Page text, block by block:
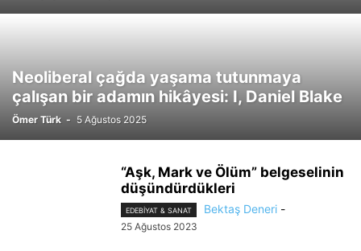
Neoliberal çağda yaşama tutunmaya
çalışan bir adamın hikâyesi: I, Daniel Blake
Ömer Türk - 5 Ağustos 2025
“Aşk, Mark ve Ölüm” belgeselinin
düşündürdükleri
EDEBIYAT & SANAT Bektaş Deneri -
25 Ağustos 2023